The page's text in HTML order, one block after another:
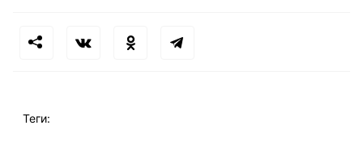
Теги: